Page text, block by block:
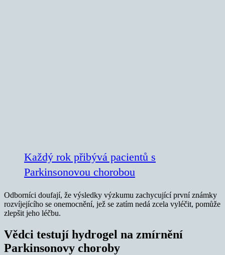
Každý rok přibývá pacientů s
Parkinsonovou chorobou
Odborníci doufají, že výsledky výzkumu zachycující první známky
rozvíjejícího se onemocnění, jež se zatím nedá zcela vyléčit, pomůže
zlepšit jeho léčbu.
Vědci testují hydrogel na zmírnění
Parkinsonovy choroby